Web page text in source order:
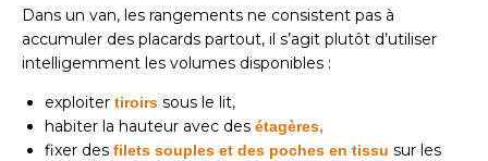
Dans un van, les rangements ne consistent pas à
accumuler des placards partout, il s’agit plutôt d’utiliser
intelligemment les volumes disponibles :
exploiter tiroirs sous le lit,
habiter la hauteur avec des étagères,
fixer des filets souples et des poches en tissu sur les